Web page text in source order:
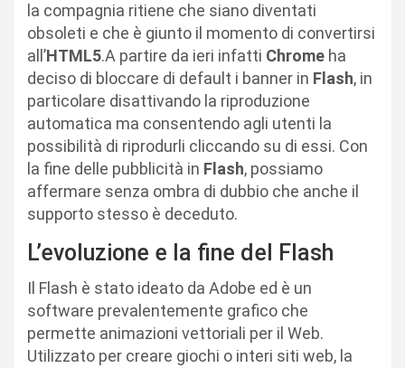
la compagnia ritiene che siano diventati
obsoleti e che è giunto il momento di convertirsi
all’HTML5.A partire da ieri infatti Chrome ha
deciso di bloccare di default i banner in Flash, in
particolare disattivando la riproduzione
automatica ma consentendo agli utenti la
possibilità di riprodurli cliccando su di essi. Con
la fine delle pubblicità in Flash, possiamo
affermare senza ombra di dubbio che anche il
supporto stesso è deceduto.
L’evoluzione e la fine del Flash
Il Flash è stato ideato da Adobe ed è un
software prevalentemente grafico che
permette animazioni vettoriali per il Web.
Utilizzato per creare giochi o interi siti web, la